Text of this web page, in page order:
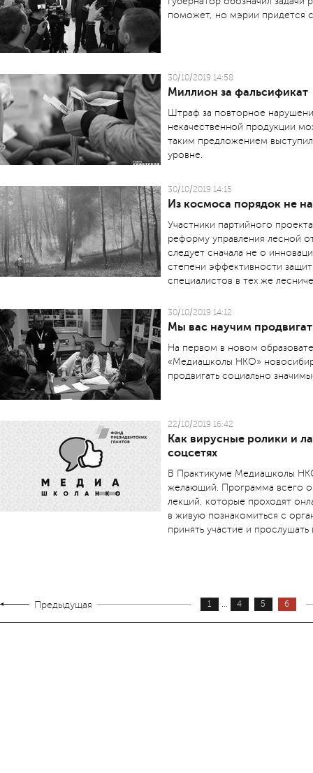
поможет, но мэрии придется
30/10/2019 14:58
Миллион за фальсификат
Штраф за повторное
некачественной продукции
таким предложением
уровне.
30/10/2019 14:15
Из космоса порядок не
Участники партийного
реформу управления лесной
следует сначала не о
степени эффективности
специалистов в тех же
30/10/2019 14:12
Мы вас научим
На первом в новом
«Медиашколы НКО»
продвигать социально
22/10/2019 16:42
Как вирусные ролики и
соцсетях
В Практикуме Медиашколы
желающий. Программа всего
лекций, которые проходят
в живую познакомиться с
принять участие и
Предыдущая 1 ... 4 5 6